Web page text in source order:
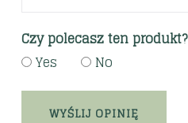
Czy polecasz ten produkt?
Yes
No